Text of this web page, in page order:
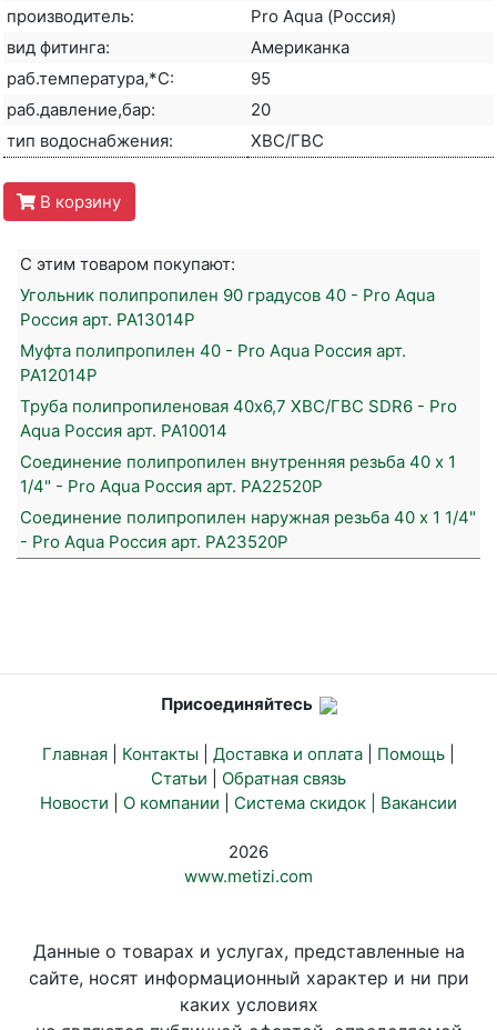
производитель:
Pro Aqua (Россия)
вид фитинга:
Американка
раб.температура,*С:
95
раб.давление,бар:
20
тип водоснабжения:
ХВС/ГВС
В корзину
С этим товаром покупают:
Угольник полипропилен 90 градусов 40 - Pro Aqua
Россия арт. PA13014P
Муфта полипропилен 40 - Pro Aqua Россия арт.
PA12014P
Труба полипропиленовая 40х6,7 ХВС/ГВС SDR6 - Pro
Aqua Россия арт. PA10014
Соединение полипропилен внутренняя резьба 40 x 1
1/4" - Pro Aqua Россия арт. PA22520P
Соединение полипропилен наружная резьба 40 x 1 1/4"
- Pro Aqua Россия арт. PA23520P
Присоединяйтесь
Главная Контакты Доставка и оплата Помощь
Статьи
Обратная связь
Новости
О компании Система скидок | Вакансии
2026
www.metizi.com
Данные о товарах и услугах, представленные на
сайте, носят информационный характер и ни при
каких условиях